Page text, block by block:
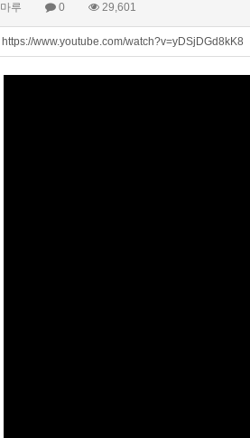
마루 0 29,601
https://www.youtube.com/watch?v=yDSjDGd8kK8